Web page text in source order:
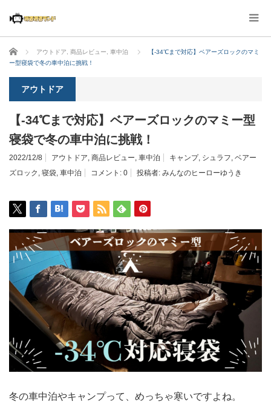
ホーム アウトドア 商品レビュー 車中泊
【-34℃まで対応】ベアーズロックのマミ
ー型寝袋で冬の車中泊に挑戦！
アウトドア
【-34℃まで対応】ベアーズロックのマミー型
寝袋で冬の車中泊に挑戦！
2022/12/8 アウトドア, 商品レビュー, 車中泊 キャンプ, シュラフ, ベアー
ズロック , 寝袋, 車中泊 コメント: 0 投稿者: みんなのヒーローゆうき
冬の車中泊やキャンプって、めっちゃ寒いですよね。